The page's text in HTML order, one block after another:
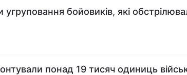
бойовиків, які
понад 19 тисяч одиниць